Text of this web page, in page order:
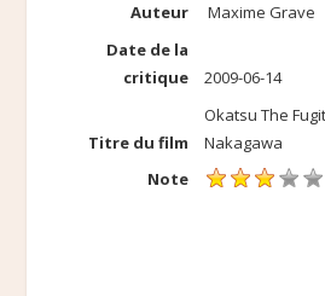
Auteur
Maxime Grave
Date de la
critique
2009-06-14
Titre du film
Okatsu The
Nakagawa
Note